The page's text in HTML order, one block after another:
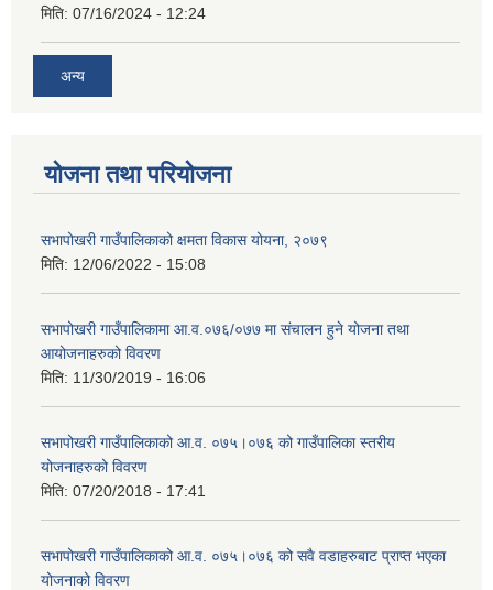
मिति: 07/16/2024 - 12:24
अन्य
योजना तथा परियोजना
सभापोखरी गाउँपालिकाको क्षमता विकास योयना, २०७९
मिति: 12/06/2022 - 15:08
सभापोखरी गाउँपालिकामा आ.व.०७६/०७७ मा संचालन हुने योजना तथा
आयोजनाहरुको विवरण
मिति: 11/30/2019 - 16:06
सभापोखरी गाउँपालिकाको आ.व. ०७५।०७६ को गाउँपालिका स्तरीय
योजनाहरुको विवरण
मिति: 07/20/2018 - 17:41
सभापोखरी गाउँपालिकाको आ.व. ०७५।०७६ को सवै वडाहरुबाट प्राप्त भएका
योजनाको विवरण